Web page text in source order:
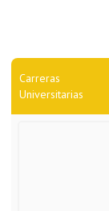
Carreras
Universitarias